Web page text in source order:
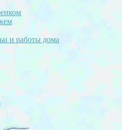
и работы дома